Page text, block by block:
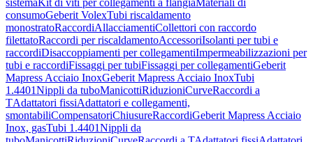
sistemaKit di viti per collegamenti a flangiaMateriali di
consumoGeberit VolexTubi riscaldamento
monostratoRaccordiAllacciamentiCollettori con raccordo
filettatoRaccordi per riscaldamentoAccessoriIsolanti per tubi e
raccordiDisaccoppiamenti per collegamentiImpermeabilizzazioni per
tubi e raccordiFissaggi per tubiFissaggi per collegamentiGeberit
Mapress Acciaio InoxGeberit Mapress Acciaio InoxTubi
1.4401Nippli da tuboManicottiRiduzioniCurveRaccordi a
TAdattatori fissiAdattatori e collegamenti,
smontabiliCompensatoriChiusureRaccordiGeberit Mapress Acciaio
Inox, gasTubi 1.4401Nippli da